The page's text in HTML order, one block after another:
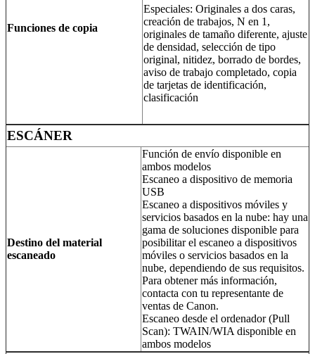
Funciones de copia
Especiales: Originales a dos caras,
creación de trabajos, N en 1,
originales de tamaño diferente, ajuste
de densidad, selección de tipo
original, nitidez, borrado de bordes,
aviso de trabajo completado, copia
de tarjetas de identificación,
clasificación
ESCÁNER
Destino del material
escaneado
Función de envío disponible en
ambos modelos
Escaneo a dispositivo de memoria
USB
Escaneo a dispositivos móviles y
servicios basados en la nube: hay una
gama de soluciones disponible para
posibilitar el escaneo a dispositivos
móviles o servicios basados en la
nube, dependiendo de sus requisitos.
Para obtener más información,
contacta con tu representante de
ventas de Canon.
Escaneo desde el ordenador (Pull
Scan): TWAIN/WIA disponible en
ambos modelos